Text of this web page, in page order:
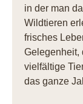
in der man
Wildtieren
frisches
Gelegenheit,
vielfältige
das ganze